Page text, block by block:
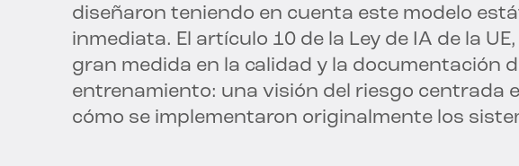
diseñaron teniendo en cuenta este modelo
inmediata. El artículo 10 de la Ley de IA de la
gran medida en la calidad y la documentación
entrenamiento: una visión del riesgo centrada
cómo se implementaron originalmente los